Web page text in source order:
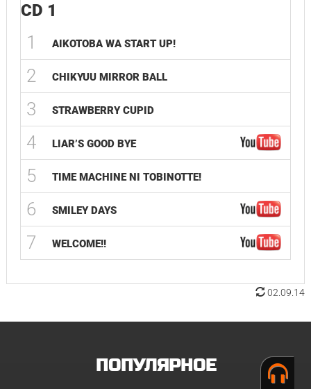
CD 1
1 AIKOTOBA WA START UP!
2 CHIKYUU MIRROR BALL
3 STRAWBERRY CUPID
4 LIAR’S GOOD BYE
5 TIME MACHINE NI TOBINOTTE!
6 SMILEY DAYS
7 WELCOME!!
02.09.14
ПОПУЛЯРНОЕ